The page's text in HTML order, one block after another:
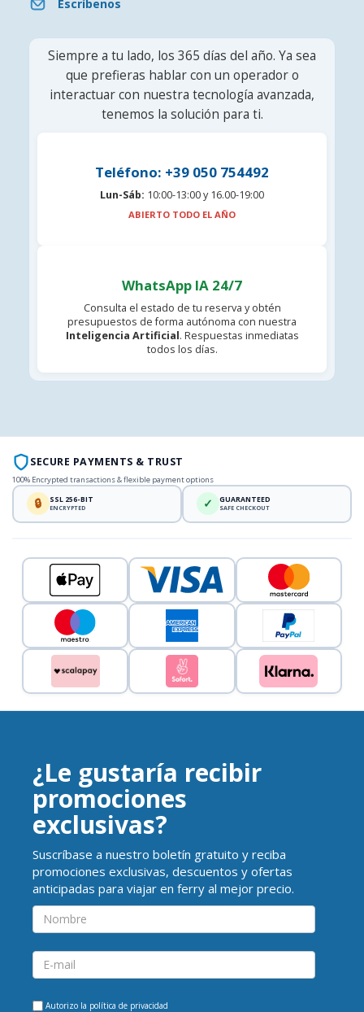
Escríbenos
Siempre a tu lado, los 365 días del año. Ya sea
que prefieras hablar con un operador o
interactuar con nuestra tecnología avanzada,
tenemos la solución para ti.
Teléfono: +39 050 754492
Lun-Sáb: 10:00-13:00 y 16.00-19:00
ABIERTO TODO EL AÑO
WhatsApp IA 24/7
Consulta el estado de tu reserva y obtén
presupuestos de forma autónoma con nuestra
Inteligencia Artificial. Respuestas inmediatas
todos los días.
SECURE PAYMENTS & TRUST
100% Encrypted transactions & flexible payment options
🔒 SSL 256-BIT
ENCRYPTED ✓ GUARANTEED
SAFE CHECKOUT
¿Le gustaría recibir
promociones
exclusivas?
Suscríbase a nuestro boletín gratuito y reciba
promociones exclusivas, descuentos y ofertas
anticipadas para viajar en ferry al mejor precio.
Autorizo la política de privacidad